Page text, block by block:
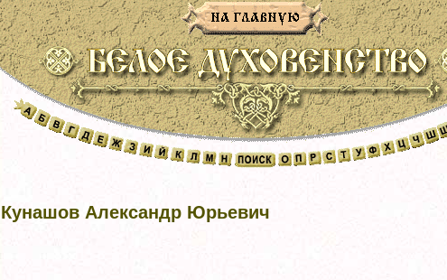
Кунашов Александр Юрьевич